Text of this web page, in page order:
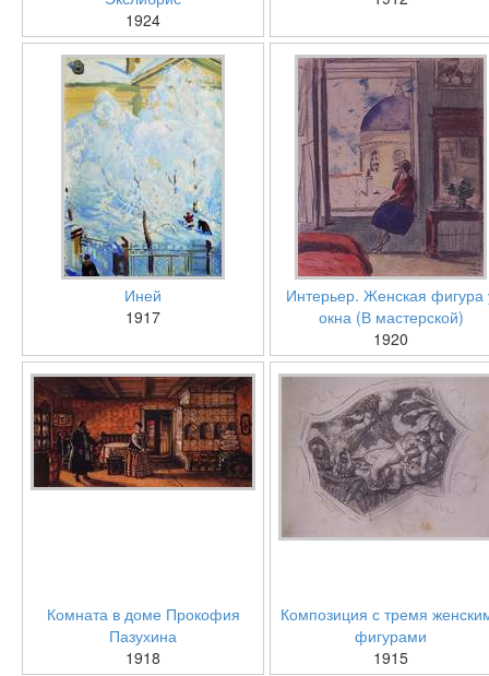
1924
Иней
1917
Интерьер. Женская фигура
окна (В мастерской)
1920
Комната в доме Прокофия
Пазухина
1918
Композиция с тремя
фигурами
1915